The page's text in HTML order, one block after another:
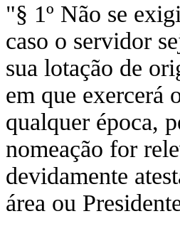
"§ 1º Não se
caso o servidor
sua lotação de
em que exercerá
qualquer época,
nomeação for
devidamente
área ou